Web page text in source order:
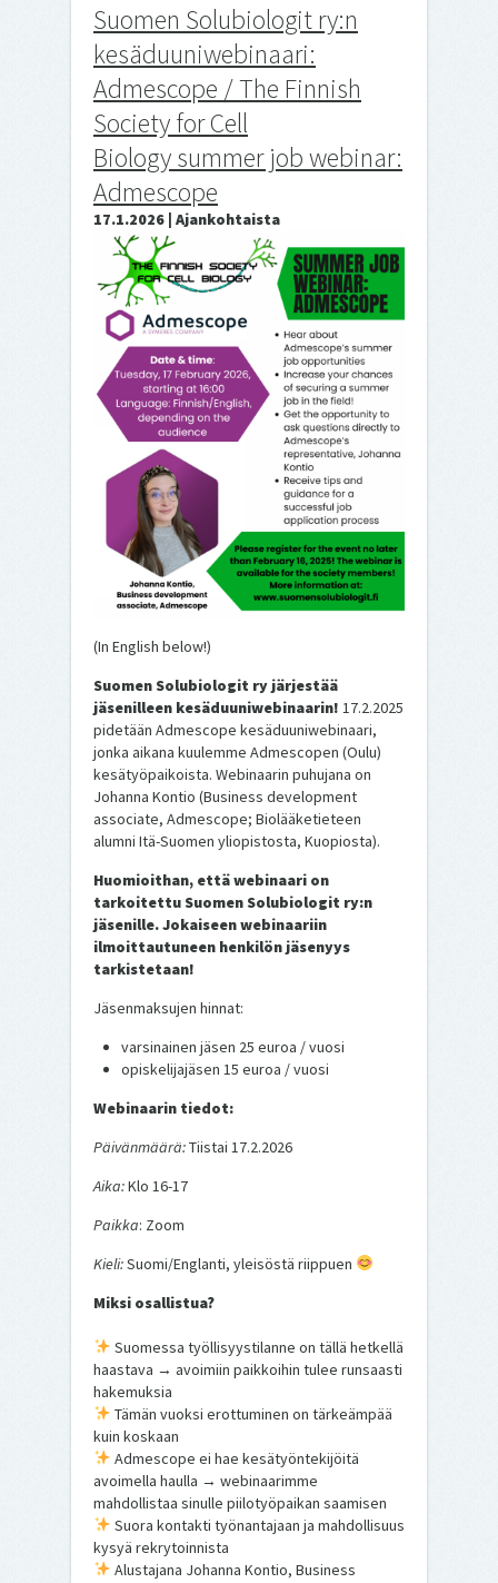
Suomen Solubiologit ry:n
kesäduuniwebinaari:
Admescope / The Finnish
Society for Cell
Biology summer job webinar:
Admescope
17.1.2026 | Ajankohtaista
(In English below!)
Suomen Solubiologit ry järjestää
jäsenilleen kesäduuniwebinaarin! 17.2.2025
pidetään Admescope kesäduuniwebinaari,
jonka aikana kuulemme Admescopen (Oulu)
kesätyöpaikoista. Webinaarin puhujana on
Johanna Kontio (Business development
associate, Admescope; Biolääketieteen
alumni Itä-Suomen yliopistosta, Kuopiosta).
Huomioithan, että webinaari on
tarkoitettu Suomen Solubiologit ry:n
jäsenille. Jokaiseen webinaariin
ilmoittautuneen henkilön jäsenyys
tarkistetaan!
Jäsenmaksujen hinnat:
varsinainen jäsen 25 euroa / vuosi
opiskelijajäsen 15 euroa / vuosi
Webinaarin tiedot:
Päivänmäärä:Tiistai 17.2.2026
Aika:Klo 16-17
Paikka: Zoom
Kieli:Suomi/Englanti, yleisöstä riippuen
Miksi osallistua?
Suomessa työllisyystilanne on tällä hetkellä
haastava → avoimiin paikkoihin tulee runsaasti
hakemuksia
Tämän vuoksi erottuminen on tärkeämpää
kuin koskaan
Admescope ei hae kesätyöntekijöitä
avoimella haulla → webinaarimme
mahdollistaa sinulle piilotyöpaikan saamisen
Suora kontakti työnantajaan ja mahdollisuus
kysyä rekrytoinnista
Alustajana Johanna Kontio, Business